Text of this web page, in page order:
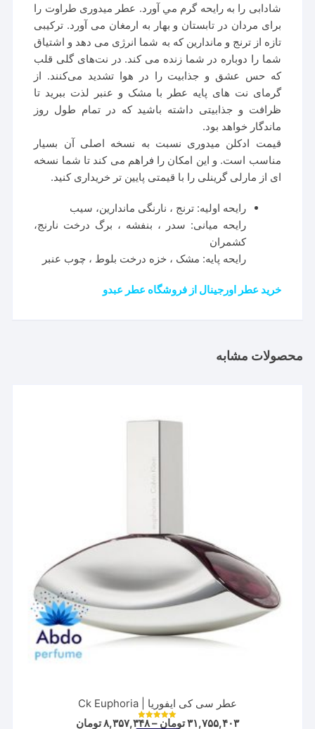
شادابی را به رایحه گرم مي آورد. عطر میدوری طراوت را
برای مردان در تابستان و بهار به ارمغان می آورد. ترکیبی
تازه از ترنج و ماندارین که به شما انرژی می دهد و اشتیاق
شما را دوباره در شما زنده می کند. در نت‌های گلی قلب
که حس عشق و جذابیت را در هوا تشدید می‌کنند. از
گرمای نت های پایه عطر با مشک و عنبر لذت ببرید تا
ظرافت و جذابیتی داشته باشید که در تمام طول روز
ماندگار خواهد بود.
قیمت ادکلن میدوری نسبت به نسخه اصلی آن بسیار
مناسب است. و این امکان را فراهم می کند تا شما نسخه
ای از مارلی گرینلی را با قیمتی پایین تر خریداری کنید.
رایحه اولیه: ترنج ، نارنگی ماندارین، سیب
رایحه میانی: سدر ، بنفشه ، برگ درخت نارنج،
کشمران
رایحه پایه: مشک ، خزه درخت بلوط ، چوب عنبر
خرید عطر اورجینال از فروشگاه عطر عبدو
محصولات مشابه
عطر سی کی ایفوریا | Ck Euphoria
نمره
۳۱,۷۵۵,۴۰۳تومان –۸,۳۵۷,۳۴۸تومانPrice